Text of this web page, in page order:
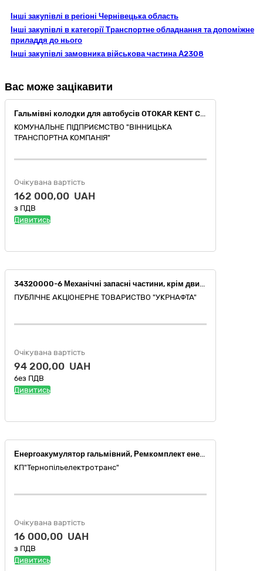
Інші закупівлі в регіоні Чернівецька область
Інші закупівлі в категорії Транспортне обладнання та допоміжне
приладдя до нього
Інші закупівлі замовника військова частина А2308
Вас може зацікавити
Гальмівні колодки для автобусів OTOKAR KENT C CNG
КОМУНАЛЬНЕ ПІДПРИЄМСТВО "ВІННИЦЬКА
ТРАНСПОРТНА КОМПАНІЯ"
Очікувана вартість
162 000,00 UAH
з ПДВ
Дивитись
34320000-6 Механічні запасні частини, крім двигунів і частин двигунів (Стенд механічних випробувань пристроїв для ведення робіт на висоті)
ПУБЛІЧНЕ АКЦІОНЕРНЕ ТОВАРИСТВО "УКPНAФТА"
Очікувана вартість
94 200,00 UAH
без ПДВ
Дивитись
Енергоакумулятор гальмівний, Ремкомплект енергоакумулятора
КП"Тернопільелектротранс"
Очікувана вартість
16 000,00 UAH
з ПДВ
Дивитись